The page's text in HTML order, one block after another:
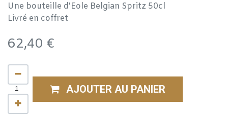
Une bouteille d'Eole Belgian Spritz 50cl
Livré en coffret
62,40 €
AJOUTER AU PANIER